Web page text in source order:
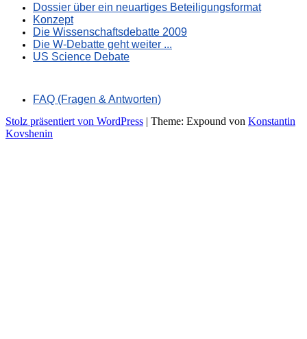
Dossier über ein neuartiges Beteiligungsformat
Konzept
Die Wissenschaftsdebatte 2009
Die W-Debatte geht weiter ...
US Science Debate
FAQ (Fragen & Antworten)
Stolz präsentiert von WordPress | Theme: Expound von Konstantin
Kovshenin